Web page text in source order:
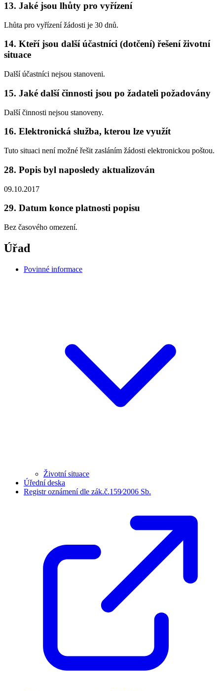
13. Jaké jsou lhůty pro vyřízení
Lhůta pro vyřízení žádosti je 30 dnů.
14. Kteří jsou další účastníci (dotčení) řešení životní
situace
Další účastníci nejsou stanoveni.
15. Jaké další činnosti jsou po žadateli požadovány
Další činnosti nejsou stanoveny.
16. Elektronická služba, kterou lze využít
Tuto situaci není možné řešit zasláním žádosti elektronickou poštou.
28. Popis byl naposledy aktualizován
09.10.2017
29. Datum konce platnosti popisu
Bez časového omezení.
Úřad
Povinné informace
Životní situace
Úřední deska
Registr oznámení dle zák.č.159⁄2006 Sb.